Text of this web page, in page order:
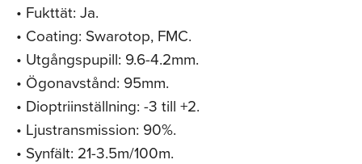
• Fukttät: Ja.
• Coating: Swarotop, FMC.
• Utgångspupill: 9.6-4.2mm.
• Ögonavstånd: 95mm.
• Dioptriinställning: -3 till +2.
• Ljustransmission: 90%.
• Synfält: 21-3.5m/100m.